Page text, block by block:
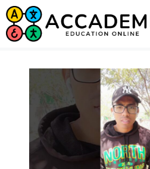
Saltar
al
contenido